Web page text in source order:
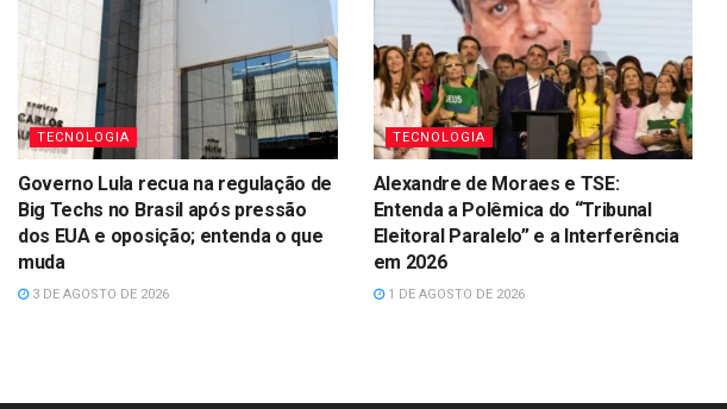
TECNOLOGIA
Governo Lula recua na regulação de
Big Techs no Brasil após pressão
dos EUA e oposição; entenda o que
muda
3 DE AGOSTO DE 2026
TECNOLOGIA
Alexandre de Moraes e TSE:
Entenda a Polêmica do “Tribunal
Eleitoral Paralelo” e a Interferência
em 2026
1 DE AGOSTO DE 2026